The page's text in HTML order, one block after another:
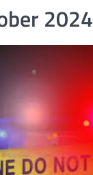
2024